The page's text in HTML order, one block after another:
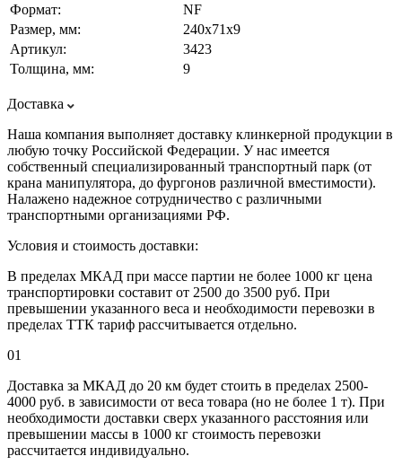
Формат:
NF
Размер, мм:
240х71х9
Артикул:
3423
Толщина, мм:
9
Доставка
Наша компания выполняет доставку клинкерной продукции в
любую точку Российской Федерации. У нас имеется
собственный специализированный транспортный парк (от
крана манипулятора, до фургонов различной вместимости).
Налажено надежное сотрудничество с различными
транспортными организациями РФ.
Условия и стоимость доставки:
В пределах МКАД при массе партии не более 1000 кг цена
транспортировки составит от 2500 до 3500 руб. При
превышении указанного веса и необходимости перевозки в
пределах ТТК тариф рассчитывается отдельно.
01
Доставка за МКАД до 20 км будет стоить в пределах 2500-
4000 руб. в зависимости от веса товара (но не более 1 т). При
необходимости доставки сверх указанного расстояния или
превышении массы в 1000 кг стоимость перевозки
рассчитается индивидуально.